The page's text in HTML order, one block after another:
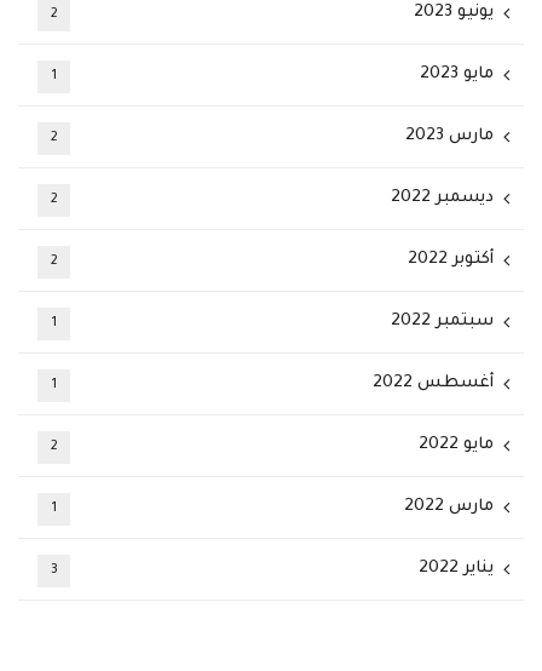
يونيو 2023 2
مايو 2023 1
مارس 2023 2
ديسمبر 2022 2
أكتوبر 2022 2
سبتمبر 2022 1
أغسطس 2022 1
مايو 2022 2
مارس 2022 1
يناير 2022 3